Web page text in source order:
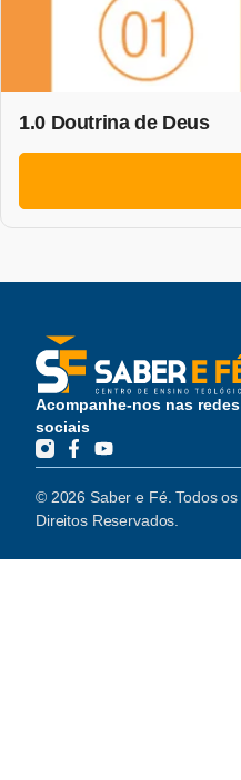
1.0 Doutrina de Deus
Acompanhe-nos nas redes
sociais
© 2026 Saber e Fé. Todos os
Direitos Reservados.